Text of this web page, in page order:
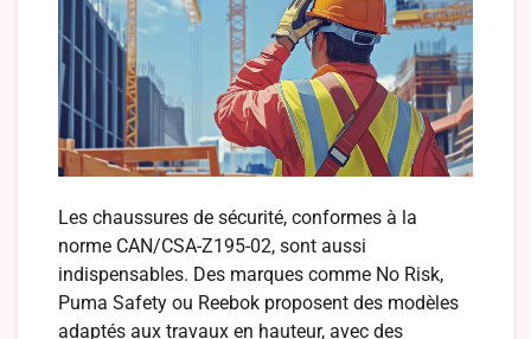
Les chaussures de sécurité, conformes à la
norme CAN/CSA-Z195-02, sont aussi
indispensables. Des marques comme No Risk,
Puma Safety ou Reebok proposent des modèles
adaptés aux travaux en hauteur, avec des